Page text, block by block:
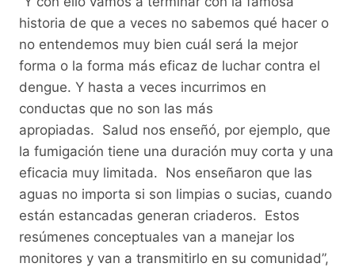
historia de que a veces no sabemos qué hacer o
no entendemos muy bien cuál será la mejor
forma o la forma más eficaz de luchar contra el
dengue. Y hasta a veces incurrimos en
conductas que no son las más
apropiadas. Salud nos enseñó, por ejemplo, que
la fumigación tiene una duración muy corta y una
eficacia muy limitada. Nos enseñaron que las
aguas no importa si son limpias o sucias, cuando
están estancadas generan criaderos. Estos
resúmenes conceptuales van a manejar los
monitores y van a transmitirlo en su comunidad”,